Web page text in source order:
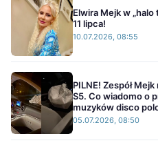
Elwira Mejk w
11 lipca!
10.07.2026, 08:55
PILNE! Zespół
S5. Co wiadomo o
muzyków disco
05.07.2026, 08:50